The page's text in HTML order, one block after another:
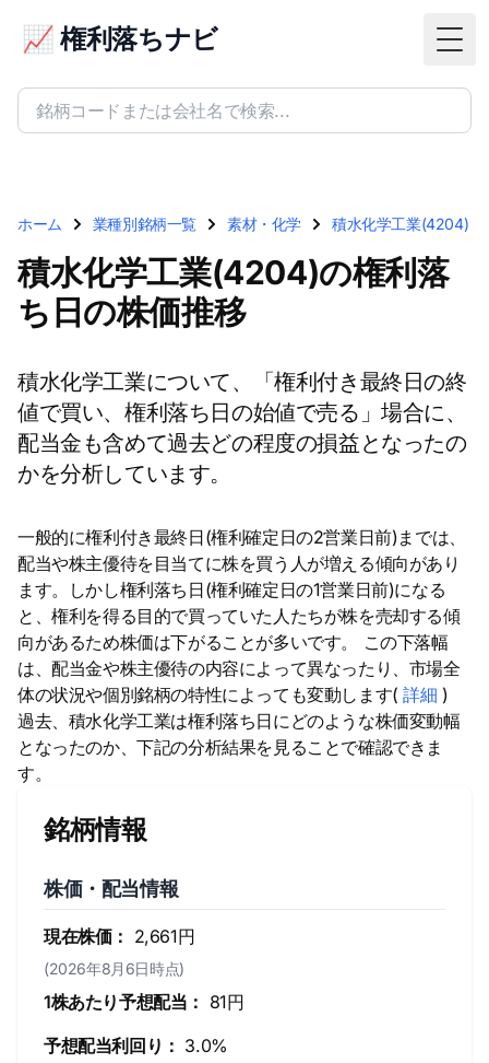
📈 権利落ちナビ
ホーム 業種別銘柄一覧 素材・化学 積水化学工業(4204)
積水化学工業(4204)の権利落
ち日の株価推移
積水化学工業について、「権利付き最終日の終
値で買い、権利落ち日の始値で売る」場合に、
配当金も含めて過去どの程度の損益となったの
かを分析しています。
一般的に権利付き最終日(権利確定日の2営業日前)までは、
配当や株主優待を目当てに株を買う人が増える傾向があり
ます。しかし権利落ち日(権利確定日の1営業日前)になる
と、権利を得る目的で買っていた人たちが株を売却する傾
向があるため株価は下がることが多いです。 この下落幅
は、配当金や株主優待の内容によって異なったり、市場全
体の状況や個別銘柄の特性によっても変動します(詳細 )
過去、積水化学工業は権利落ち日にどのような株価変動幅
となったのか、下記の分析結果を見ることで確認できま
す。
銘柄情報
株価・配当情報
現在株価： 2,661円
(2026年8月6日時点)
1株あたり予想配当： 81円
予想配当利回り： 3.0%